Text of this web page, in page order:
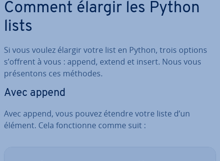
Comment élargir les Python
lists
Si vous voulez élargir votre list en Python, trois options
s’offrent à vous : append, extend et insert. Nous vous
pré­sen­tons ces méthodes.
Avec append
Avec append, vous pouvez étendre votre liste d’un
élément. Cela fonc­tionne comme suit :